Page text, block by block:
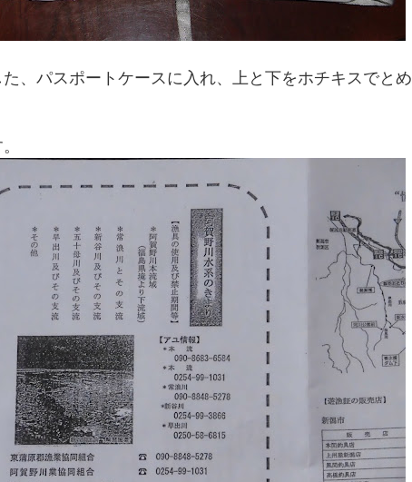
、パスポートケースに入れ、上と下をホチキスでとめ